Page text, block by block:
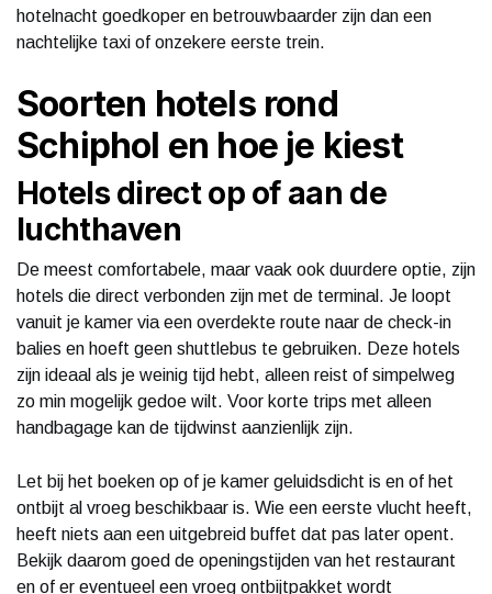
hotelnacht goedkoper en betrouwbaarder zijn dan een
nachtelijke taxi of onzekere eerste trein.
Soorten hotels rond
Schiphol en hoe je kiest
Hotels direct op of aan de
luchthaven
De meest comfortabele, maar vaak ook duurdere optie, zijn
hotels die direct verbonden zijn met de terminal. Je loopt
vanuit je kamer via een overdekte route naar de check-in
balies en hoeft geen shuttlebus te gebruiken. Deze hotels
zijn ideaal als je weinig tijd hebt, alleen reist of simpelweg
zo min mogelijk gedoe wilt. Voor korte trips met alleen
handbagage kan de tijdwinst aanzienlijk zijn.
Let bij het boeken op of je kamer geluidsdicht is en of het
ontbijt al vroeg beschikbaar is. Wie een eerste vlucht heeft,
heeft niets aan een uitgebreid buffet dat pas later opent.
Bekijk daarom goed de openingstijden van het restaurant
en of er eventueel een vroeg ontbijtpakket wordt